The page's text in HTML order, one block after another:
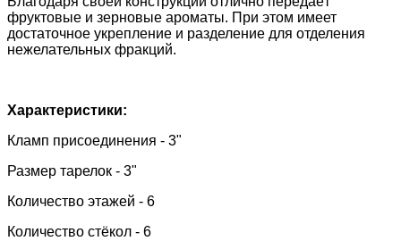
фруктовые и зерновые ароматы. При этом имеет
достаточное укрепление и разделение для отделения
нежелательных фракций.
Характеристики:
Кламп присоединения - 3"
Размер тарелок - 3"
Количество этажей - 6
Количество стёкол - 6